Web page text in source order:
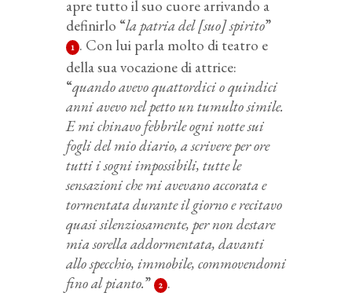
apre tutto il suo cuore arrivando a
definirlo “la patria del [suo] spirito”
1 . Con lui parla molto di teatro e
della sua vocazione di attrice:
“quando avevo quattordici o quindici
anni avevo nel petto un tumulto simile.
E mi chinavo febbrile ogni notte sui
fogli del mio diario, a scrivere per ore
tutti i sogni impossibili, tutte le
sensazioni che mi avevano accorata e
tormentata durante il giorno e recitavo
quasi silenziosamente, per non destare
mia sorella addormentata, davanti
allo specchio, immobile, commovendomi
fino al pianto.” 2 .